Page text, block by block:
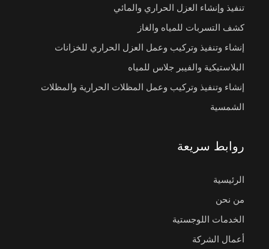
تنفيذ وإنشاء العزل الحراري والمائي
كشف التسربات للمياه والغاز
إنشاء وتنفيذ وتركيب وعمل العزل الحراري للخزانات
البلاستيكية والفيبر جلاس للمياه
إنشاء وتنفيذ وتركيب وعمل المظلات الحرارية والمظلات
الشمسية
روابط سريعة
الرئيسية
من نحن
الخدمات اللوجستية
أعمال الشركة